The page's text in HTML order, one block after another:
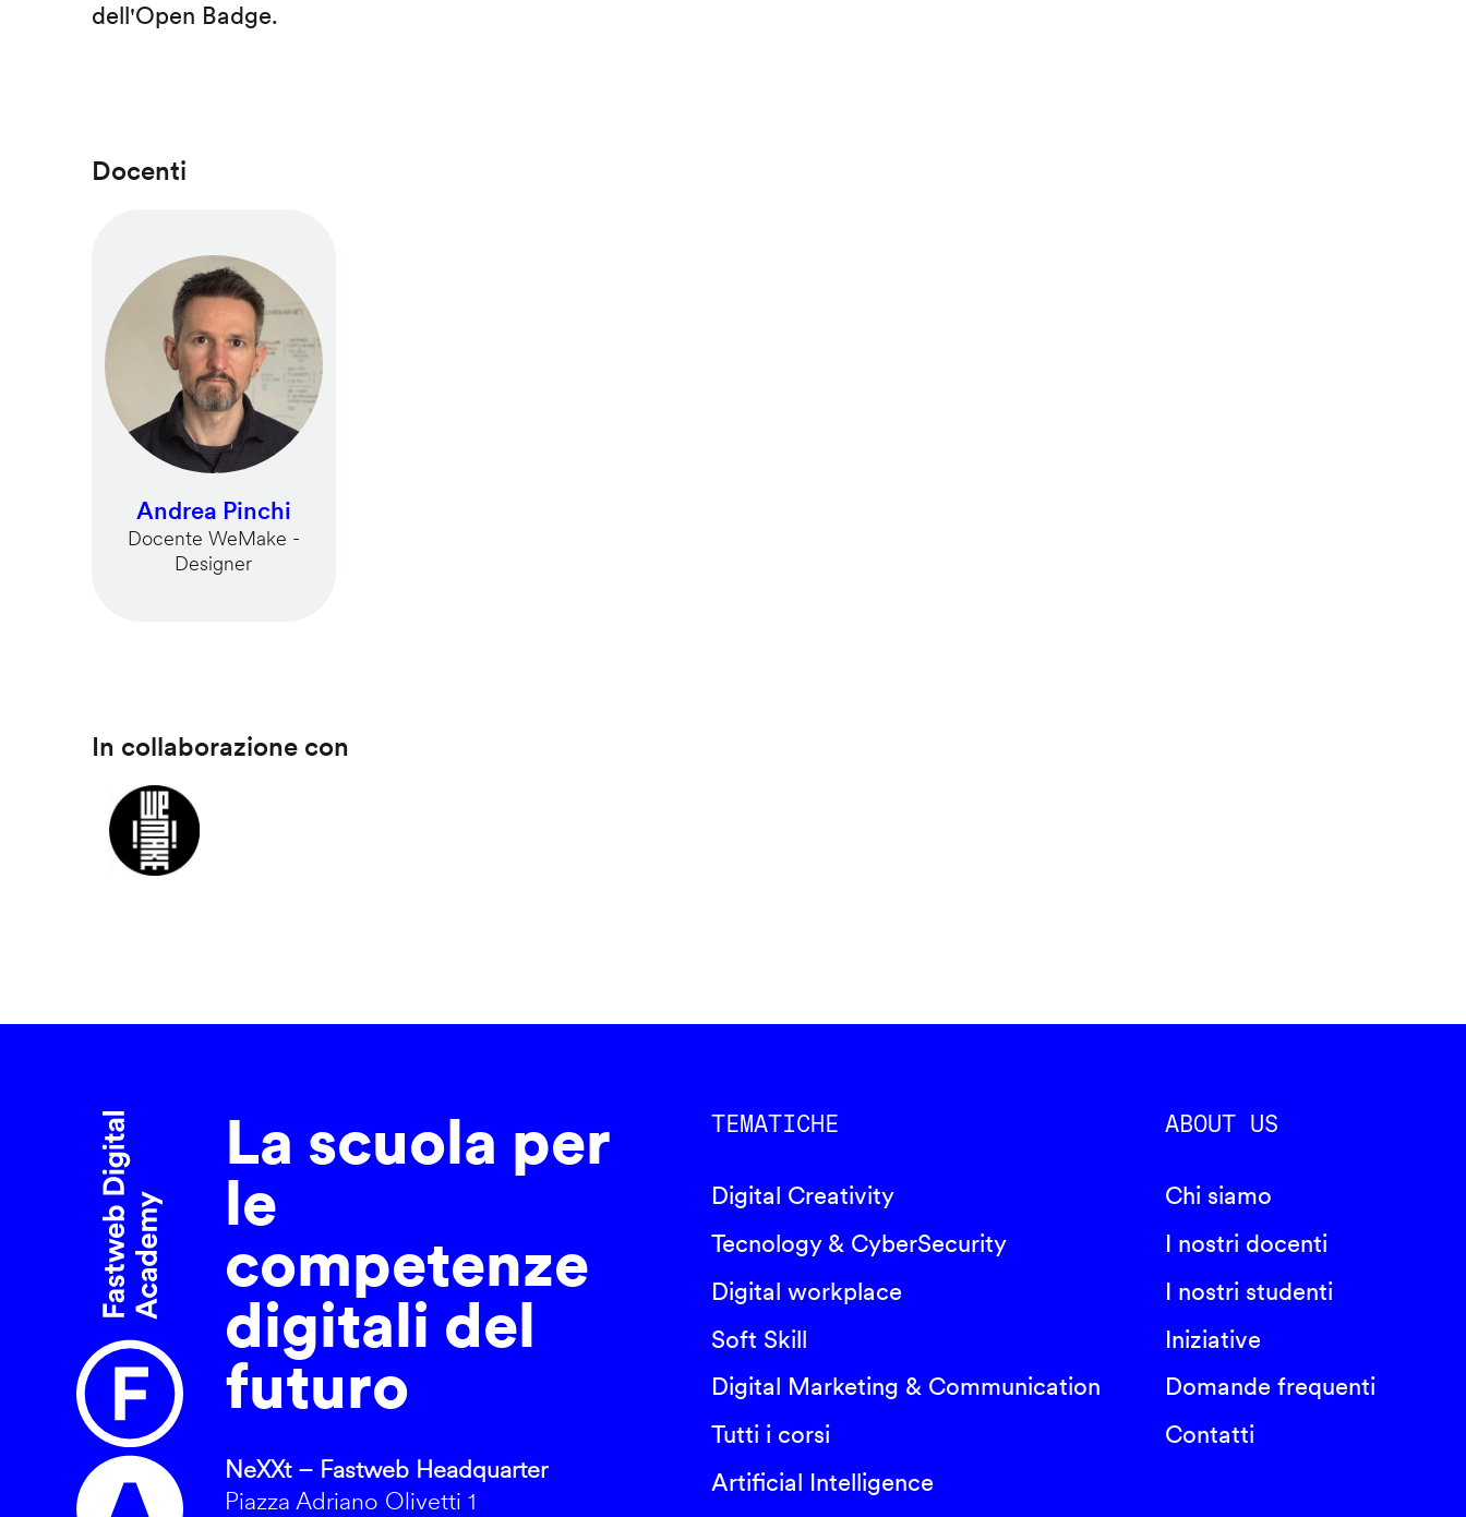
dell'Open Badge.
Docenti
Andrea Pinchi
Docente WeMake -
Designer
In collaborazione con
La scuola per
le
competenze
digitali del
futuro
NeXXt – Fastweb Headquarter
Piazza Adriano Olivetti 1
TEMATICHE
Digital Creativity
Tecnology & CyberSecurity
Digital workplace
Soft Skill
Digital Marketing & Communication
Tutti i corsi
Artificial Intelligence
ABOUT US
Chi siamo
I nostri docenti
I nostri studenti
Iniziative
Domande frequenti
Contatti